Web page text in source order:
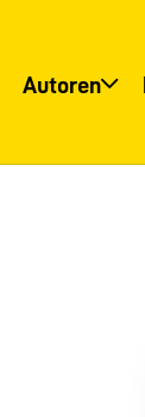
Autoren